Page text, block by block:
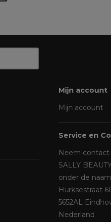
Mijn account
Mijn account
Service en
Neem
SALLY
onder de
Hurksestraat
5652AL
Nederland